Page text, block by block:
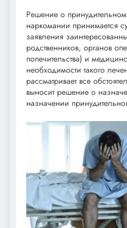
Решение о
наркомании принимается
заявления
родственников, органов
попечительства) и
необходимости такого
рассматривает все
выносит решение о
назначении